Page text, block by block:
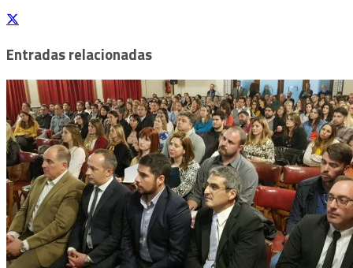
Entradas relacionadas